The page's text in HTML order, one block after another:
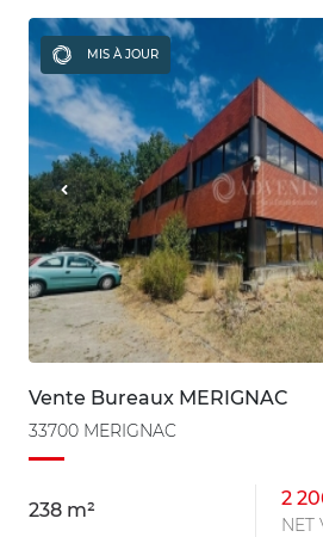
MIS À JOUR
Vente Bureaux MERIGNAC
33700 MERIGNAC
238 m²
2
NET